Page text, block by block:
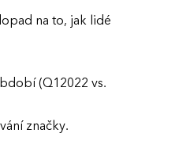
na to, jak lidé
(Q12022 vs.
značky.